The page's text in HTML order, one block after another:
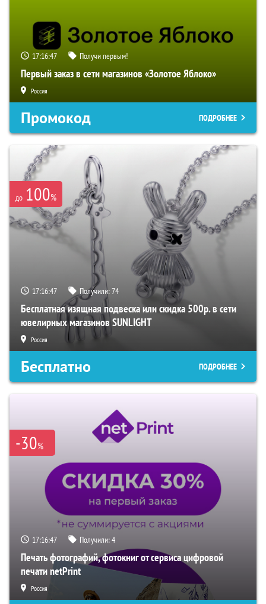
17:16:46 Получи первым!
Первый заказ в сети магазинов «Золотое Яблоко»
Россия
Промокод ПОДРОБНЕЕ
до 100%
17:16:46 Получили:74
Бесплатная изящная подвеска или скидка 500р. в сети
ювелирных магазинов SUNLIGHT
Россия
Бесплатно ПОДРОБНЕЕ
-30%
17:16:46 Получили:4
Печать фотографий, фотокниг от сервиса цифровой
печати netPrint
Россия